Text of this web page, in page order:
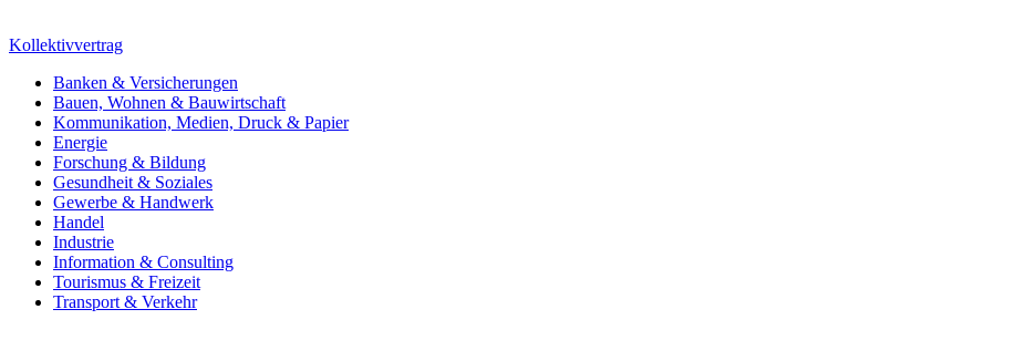
Kollektivvertrag
Banken & Versicherungen
Bauen, Wohnen & Bauwirtschaft
Kommunikation, Medien, Druck & Papier
Energie
Forschung & Bildung
Gesundheit & Soziales
Gewerbe & Handwerk
Handel
Industrie
Information & Consulting
Tourismus & Freizeit
Transport & Verkehr